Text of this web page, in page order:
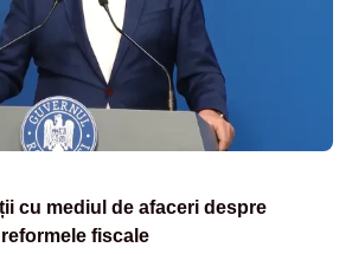
cu mediul de afaceri despre
fiscale